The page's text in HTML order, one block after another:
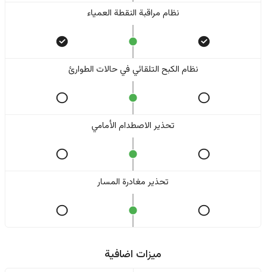
نظام مراقبة النقطة العمياء
نظام الكبح التلقائي في حالات الطوارئ
تحذير الاصطدام الأمامي
تحذير مغادرة المسار
ميزات اضافية